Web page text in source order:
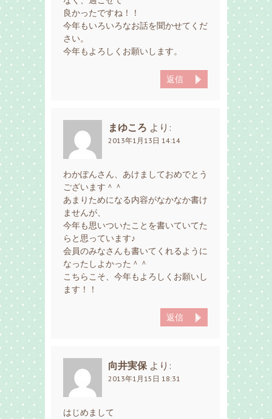
良かったですね！！
今年もいろいろなお話を聞かせてくだ
さい。
今年もよろしくお願いします。
返信
まゆころ より:
2013年1月13日 14:14
わかぽんさん、あけましておめでとう
ございます＾＾
あまりためになる内容がなかなか書け
ませんが、
今年も思いついたことを書いていてた
らと思っています♪
会員のみなさんも書いてくれるように
なったしよかった＾＾
こちらこそ、今年もよろしくお願いし
ます！！
返信
向井実保 より:
2013年1月15日 18:31
はじめまして